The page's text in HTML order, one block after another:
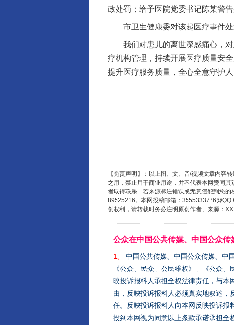
政处罚；给予医院党委书记陈某警
市卫生健康委对该起医疗事件处
我们对患儿的离世深感痛心，对
疗机构管理，持续开展医疗质量安
提升医疗服务质量，全心全意守护
【免责声明】：以上图、文、音/视频文章内容
之用，禁止用于商业用途，并不代表本网赞同
者取得联系，若来源标注错误或无意侵犯到您
89525216。本网投稿邮箱：
创权利，请转载时务必注明原创作者、来源：
公众在中国公共传媒、中国公众
1、
中国公共传媒、中国公众传媒、中
《公众、民众、公民维权》、《公众
映投诉报料人承担全权法律责任，与本
由，反映投诉报料人必须真实地叙述，
任。反映投诉报料人向本网反映投诉报
投到本网视为同意以上条款承诺承担全